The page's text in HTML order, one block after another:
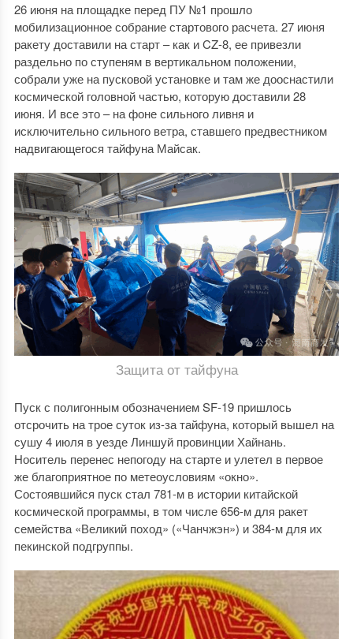
26 июня на площадке перед ПУ №1 прошло
мобилизационное собрание стартового расчета. 27 июня
ракету доставили на старт – как и CZ-8, ее привезли
раздельно по ступеням в вертикальном положении,
собрали уже на пусковой установке и там же дооснастили
космической головной частью, которую доставили 28
июня. И все это – на фоне сильного ливня и
исключительно сильного ветра, ставшего предвестником
надвигающегося тайфуна Майсак.
Защита от тайфуна
Пуск с полигонным обозначением SF-19 пришлось
отсрочить на трое суток из-за тайфуна, который вышел на
сушу 4 июля в уезде Линшуй провинции Хайнань.
Носитель перенес непогоду на старте и улетел в первое
же благоприятное по метеоусловиям «окно».
Состоявшийся пуск стал 781-м в истории китайской
космической программы, в том числе 656-м для ракет
семейства «Великий поход» («Чанчжэн») и 384-м для их
пекинской подгруппы.